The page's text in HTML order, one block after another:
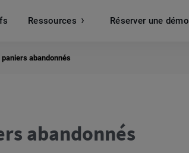
Ressources Réserver une démo
Recherche
abandonnés
abandonnés